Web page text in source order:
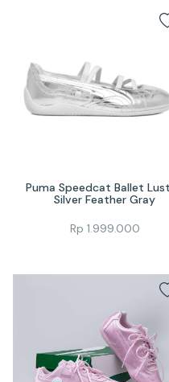
Puma Speedcat Ballet
Silver Feather Gray
Rp 1.999.000